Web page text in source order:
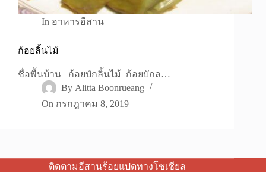
In อาหารอีสาน
ก้อยลิ้นไม้
ชื่อพื้นบ้าน ก้อยบักลิ้นไม้ ก้อยบักล…
By Alitta Boonrueang
On กรกฎาคม 8, 2019
ติดตามอีสานร้อยแปดทางโซเชียล